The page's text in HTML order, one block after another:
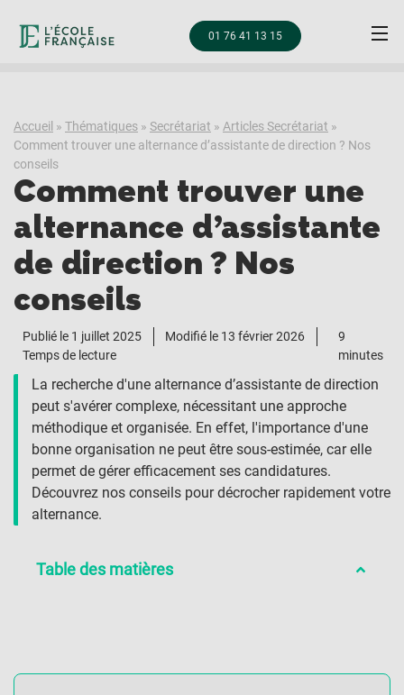
01 76 41 13 15
Accueil » Thématiques » Secrétariat » Articles Secrétariat »
Comment trouver une alternance d’assistante de direction ? Nos
conseils
Comment trouver une
alternance d’assistante
de direction ? Nos
conseils
Publié le 1 juillet 2025
Modifié le 13 février 2026
Temps de lecture
9
minutes
La recherche d'une alternance d’assistante de direction
peut s'avérer complexe, nécessitant une approche
méthodique et organisée. En effet, l'importance d'une
bonne organisation ne peut être sous-estimée, car elle
permet de gérer efficacement ses candidatures.
Découvrez nos conseils pour décrocher rapidement votre
alternance.
Table des matières